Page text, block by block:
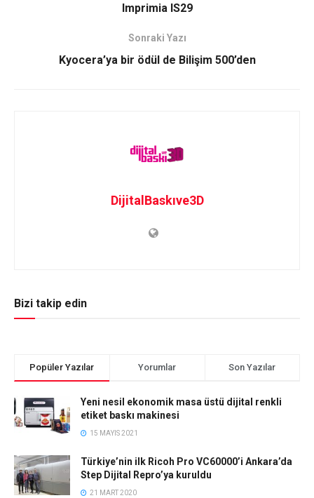
Imprimia IS29
Sonraki Yazı
Kyocera’ya bir ödül de Bilişim 500’den
DijitalBaskıve3D
Bizi takip edin
Popüler Yazılar Yorumlar Son Yazılar
Yeni nesil ekonomik masa üstü dijital renkli
etiket baskı makinesi
15 MAYIS 2021
Türkiye’nin ilk Ricoh Pro VC60000’i Ankara’da
Step Dijital Repro’ya kuruldu
21 MART 2020